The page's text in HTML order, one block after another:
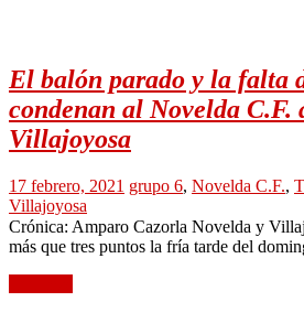
El balón parado y la falta
condenan al Novelda C.F.
Villajoyosa
17 febrero, 2021 grupo 6, Novelda C.F.,
Villajoyosa
Crónica: Amparo Cazorla Novelda y
más que tres puntos la fría tarde del